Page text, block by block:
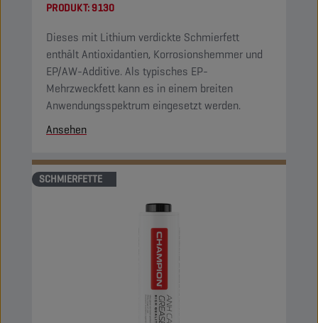
PRODUKT:9130
Dieses mit Lithium verdickte Schmierfett
enthält Antioxidantien, Korrosionshemmer und
EP/AW-Additive. Als typisches EP-
Mehrzweckfett kann es in einem breiten
Anwendungsspektrum eingesetzt werden.
Ansehen
SCHMIERFETTE